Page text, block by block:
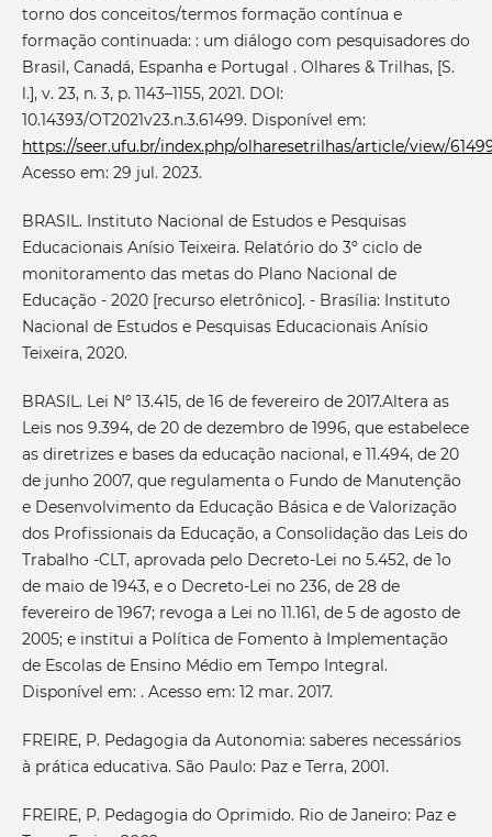
torno dos conceitos/termos formação contínua e
formação continuada: : um diálogo com pesquisadores do
Brasil, Canadá, Espanha e Portugal . Olhares & Trilhas, [S.
l.], v. 23, n. 3, p. 1143–1155, 2021. DOI:
10.14393/OT2021v23.n.3.61499. Disponível em:
https://seer.ufu.br/index.php/olharesetrilhas/article/view/
Acesso em: 29 jul. 2023.
BRASIL. Instituto Nacional de Estudos e Pesquisas
Educacionais Anísio Teixeira. Relatório do 3º ciclo de
monitoramento das metas do Plano Nacional de
Educação - 2020 [recurso eletrônico]. - Brasília: Instituto
Nacional de Estudos e Pesquisas Educacionais Anísio
Teixeira, 2020.
BRASIL. Lei Nº 13.415, de 16 de fevereiro de 2017.Altera as
Leis nos 9.394, de 20 de dezembro de 1996, que estabelece
as diretrizes e bases da educação nacional, e 11.494, de 20
de junho 2007, que regulamenta o Fundo de Manutenção
e Desenvolvimento da Educação Básica e de Valorização
dos Profissionais da Educação, a Consolidação das Leis do
Trabalho -CLT, aprovada pelo Decreto-Lei no 5.452, de 1o
de maio de 1943, e o Decreto-Lei no 236, de 28 de
fevereiro de 1967; revoga a Lei no 11.161, de 5 de agosto de
2005; e institui a Política de Fomento à Implementação
de Escolas de Ensino Médio em Tempo Integral.
Disponível em: . Acesso em: 12 mar. 2017.
FREIRE, P. Pedagogia da Autonomia: saberes necessários
à prática educativa. São Paulo: Paz e Terra, 2001.
FREIRE, P. Pedagogia do Oprimido. Rio de Janeiro: Paz e